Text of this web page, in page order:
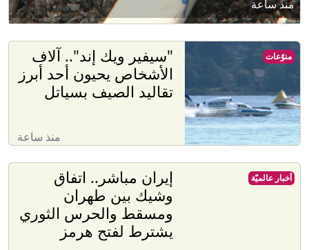
منذ ساعة
"سيفير ويك إند".. آلاف
الأشخاص يحيون أحد أبرز
تقاليد الصيف بسياتل
منذ ساعة
منوّعات
إيران مباشر.. اتفاق
وشيك بين طهران
ومسقط والحرس الثوري
يشترط لفتح هرمز
أخبار عالميّة